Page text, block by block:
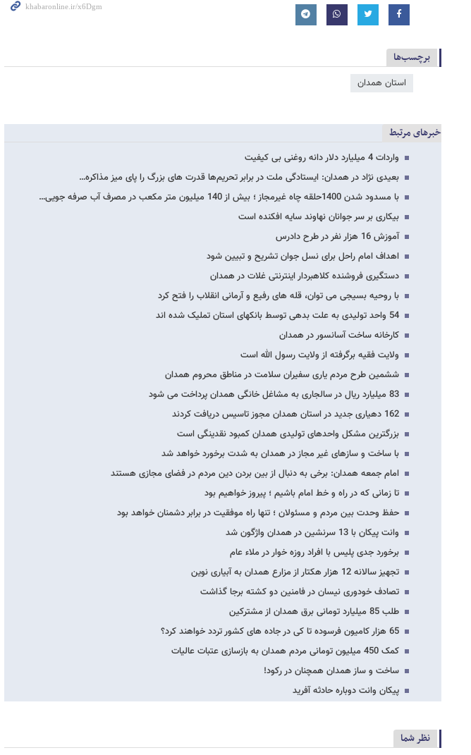
برچسب‌ها
استان همدان
خبرهای مرتبط
واردات 4 میلیارد دلار دانه روغنی بی کیفیت
بعیدی نژاد در همدان: ایستادگی ملت در برابر تحریم‌ها قدرت های بزرگ را پای میز مذاکره…
با مسدود شدن 1400حلقه چاه غیرمجاز ؛ بیش از 140 میلیون متر مکعب در مصرف آب صرفه جویی…
بیکاری بر سر جوانان نهاوند سایه افکنده است
آموزش 16 هزار نفر در طرح دادرس
اهداف امام راحل برای نسل جوان تشریح و تبیین شود
دستگیری فروشنده کلاهبردار اینترنتی غلات در همدان
با روحیه بسیجی می توان، قله های رفیع و آرمانی انقلاب را فتح کرد
54 واحد تولیدی به علت بدهی توسط بانکهای استان تملیک شده اند
کارخانه ساخت آسانسور در همدان
ولایت فقیه برگرفته از ولایت رسول الله است
ششمین طرح مردم یاری سفیران سلامت در مناطق محروم همدان
83 میلیارد ریال در سالجاری به مشاغل خانگی همدان پرداخت می شود
162 دهیاری جدید در استان همدان مجوز تاسیس دریافت کردند
بزرگترین مشکل واحدهای تولیدی همدان کمبود نقدینگی است
با ساخت و سازهای غیر مجاز در همدان به شدت برخورد خواهد شد
امام جمعه همدان: برخی به دنبال از بین بردن دین مردم در فضای مجازی هستند
تا زمانی که در راه و خط امام باشیم ؛ پیروز خواهیم بود
حفظ وحدت بین مردم و مسئولان ؛ تنها راه موفقیت در برابر دشمنان خواهد بود
وانت پیکان با 13 سرنشین در همدان واژگون شد
برخورد جدی پلیس با افراد روزه خوار در ملاء عام
تجهیز سالانه 12 هزار هکتار از مزارع همدان به آبیاری نوین
تصادف خودوری نیسان در فامنین دو کشته برجا گذاشت
طلب 85 میلیارد تومانی برق همدان از مشترکین
65 هزار کامیون فرسوده تا کی در جاده های کشور تردد خواهند کرد؟
کمک 450 میلیون تومانی مردم همدان به بازسازی عتبات عالیات
ساخت و ساز همدان همچنان در رکود!
پیکان وانت دوباره حادثه آفرید
نظر شما